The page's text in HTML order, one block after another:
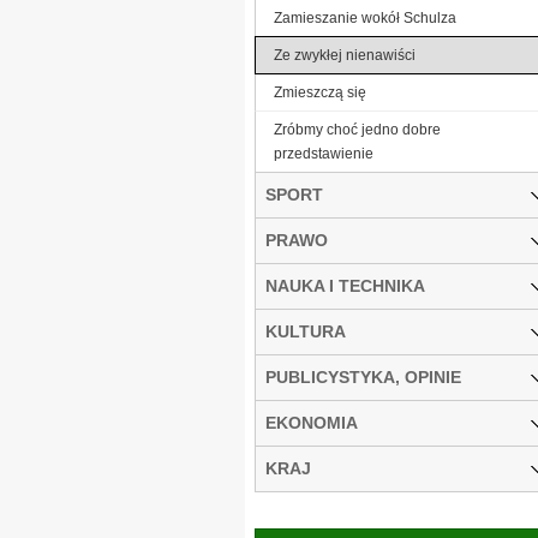
Zamieszanie wokół Schulza
Ze zwykłej nienawiści
Zmieszczą się
Zróbmy choć jedno dobre
przedstawienie
SPORT
PRAWO
NAUKA I TECHNIKA
KULTURA
PUBLICYSTYKA, OPINIE
EKONOMIA
KRAJ